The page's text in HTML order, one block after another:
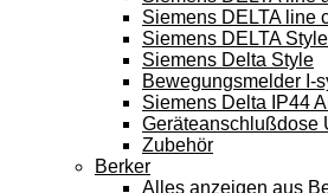
Siemens DELTA line
Siemens DELTA
Siemens Delta Style
Bewegungsmelder I-
Siemens Delta IP44
Geräteanschlußdose
Zubehör
Berker
Alles anzeigen aus